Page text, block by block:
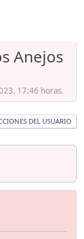
Anejos
17:46 horas.
DEL USUARIO